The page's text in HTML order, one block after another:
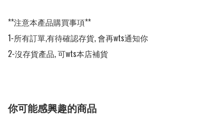
**注意本產品購買事項**
1-所有訂單,有待確認存貨, 會再wts通知你
2-沒存貨產品, 可wts本店補貨
你可能感興趣的商品